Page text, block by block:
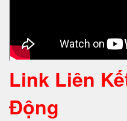
Link Liên
Động